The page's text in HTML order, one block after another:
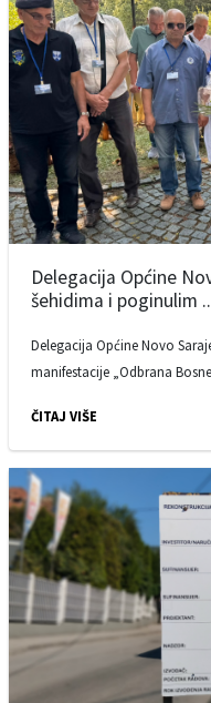
Delegacija Općine
šehidima i poginulim
Delegacija Općine Novo
manifestacije „Odbrana
ČITAJ VIŠE